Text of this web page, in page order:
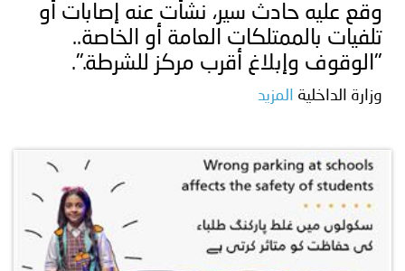
وقع عليه حادث سير، نشأت عنه إصابات أو
تلفيات بالممتلكات العامة أو الخاصة..
"الوقوف وإبلاغ أقرب مركز للشرطة.".
وزارة الداخلية المزيد